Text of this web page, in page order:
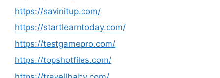
https://savinitup.com/
https://startlearntoday.com/
https://testgamepro.com/
https://topshotfiles.com/